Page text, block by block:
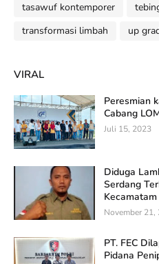
tasawuf kontemporer
transformasi limbah
up
VIRAL
Peresmian
Cabang
Juli 15, 2023
Diduga
Serdang
November 21,
PT. FEC
Pidana